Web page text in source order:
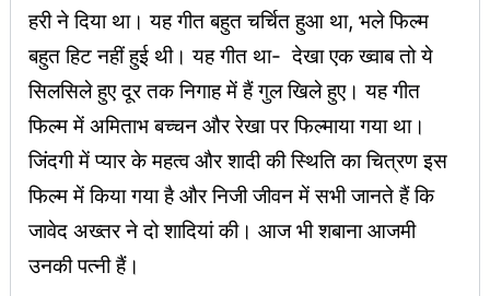
हरी ने दिया था। यह गीत बहुत चर्चित हुआ था, भले फिल्म
बहुत हिट नहीं हुई थी। यह गीत था- देखा एक ख्वाब तो ये
सिलसिले हुए दूर तक निगाह में हैं गुल खिले हुए। यह गीत
फिल्म में अमिताभ बच्चन और रेखा पर फिल्माया गया था।
जिंदगी में प्यार के महत्व और शादी की स्थिति का चित्रण इस
फिल्म में किया गया है और निजी जीवन में सभी जानते हैं कि
जावेद अख्तर ने दो शादियां की। आज भी शबाना आजमी
उनकी पत्नी हैं।